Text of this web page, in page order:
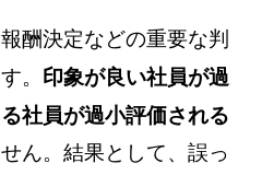
酬決定などの重要な判
。 印象が良い社員が過
社員が過小評価される
ん。結果として、誤っ